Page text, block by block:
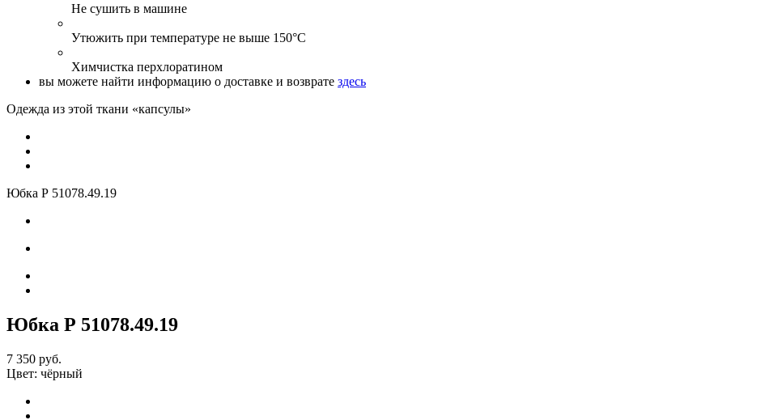
Не сушить в машине
Утюжить при температуре не выше 150°С
Химчистка перхлоратином
вы можете найти информацию о доставке и возврате здесь
Одежда из этой ткани «капсулы»
Юбка Р 51078.49.19
Юбка Р 51078.49.19
7 350 руб.
Цвет: чёрный